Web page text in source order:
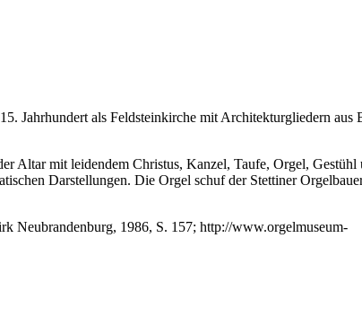
Jahrhundert als Feldsteinkirche mit Architekturgliedern aus
Altar mit leidendem Christus, Kanzel, Taufe, Orgel, Gestühl
Darstellungen. Die Orgel schuf der Stettiner
Neubrandenburg, 1986, S. 157; http://www.orgelmuseum-